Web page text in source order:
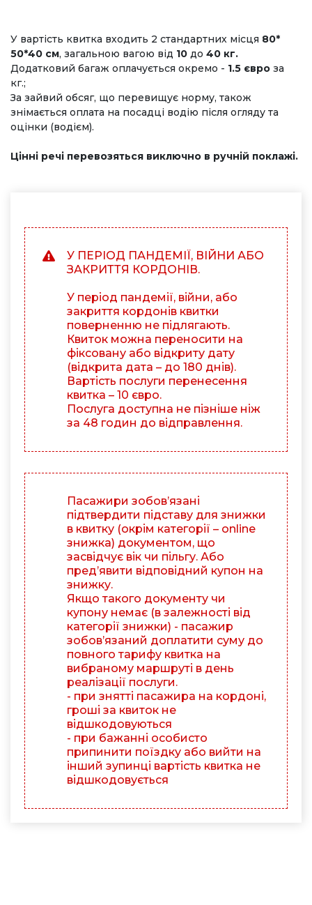
У вартість квитка входить 2 стандартних місця 80*
50*40 см, загальною вагою від 10 до 40 кг.
Додатковий багаж оплачується окремо - 1.5 євро за
кг.;
За зайвий обсяг, що перевищує норму, також
знімається оплата на посадці водію після огляду та
оцінки (водієм).
Цінні речі перевозяться виключно в ручній поклажі.
У ПЕРІОД ПАНДЕМІЇ, ВІЙНИ АБО
ЗАКРИТТЯ КОРДОНІВ.
У період пандемії, війни, або
закриття кордонів квитки
поверненню не підлягають.
Квиток можна переносити на
фіксовану або відкриту дату
(відкрита дата – до 180 днів).
Вартість послуги перенесення
квитка – 10 євро.
Послуга доступна не пізніше ніж
за 48 годин до відправлення.
Пасажири зобов’язані
підтвердити підставу для знижки
в квитку (окрім категорії – online
знижка) документом, що
засвідчує вік чи пільгу. Або
пред’явити відповідний купон на
знижку.
Якщо такого документу чи
купону немає (в залежності від
категорії знижки) - пасажир
зобов’язаний доплатити суму до
повного тарифу квитка на
вибраному маршруті в день
реалізації послуги.
- при знятті пасажира на кордоні,
гроші за квиток не
відшкодовуються
- при бажанні особисто
припинити поїздку або вийти на
інший зупинці вартість квитка не
відшкодовується